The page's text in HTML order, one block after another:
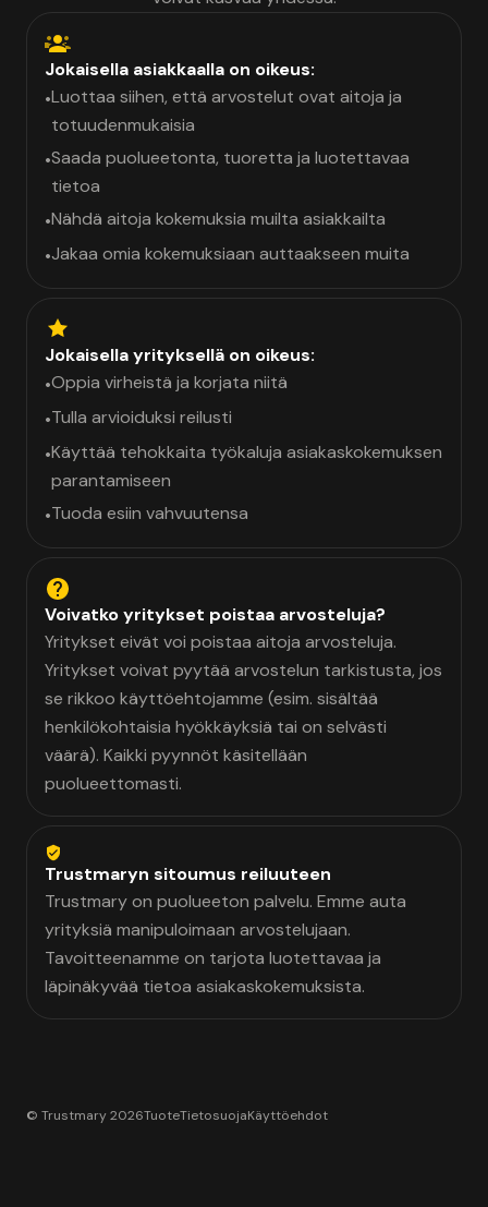
Jokaisella asiakkaalla on oikeus:
•Luottaa siihen, että arvostelut ovat aitoja ja
totuudenmukaisia
•Saada puolueetonta, tuoretta ja luotettavaa
tietoa
•Nähdä aitoja kokemuksia muilta asiakkailta
•Jakaa omia kokemuksiaan auttaakseen muita
Jokaisella yrityksellä on oikeus:
•Oppia virheistä ja korjata niitä
•Tulla arvioiduksi reilusti
•Käyttää tehokkaita työkaluja asiakaskokemuksen
parantamiseen
•Tuoda esiin vahvuutensa
Voivatko yritykset poistaa arvosteluja?
Yritykset eivät voi poistaa aitoja arvosteluja.
Yritykset voivat pyytää arvostelun tarkistusta, jos
se rikkoo käyttöehtojamme (esim. sisältää
henkilökohtaisia hyökkäyksiä tai on selvästi
väärä). Kaikki pyynnöt käsitellään
puolueettomasti.
Trustmaryn sitoumus reiluuteen
Trustmary on puolueeton palvelu. Emme auta
yrityksiä manipuloimaan arvostelujaan.
Tavoitteenamme on tarjota luotettavaa ja
läpinäkyvää tietoa asiakaskokemuksista.
© Trustmary 2026TuoteTietosuojaKäyttöehdot